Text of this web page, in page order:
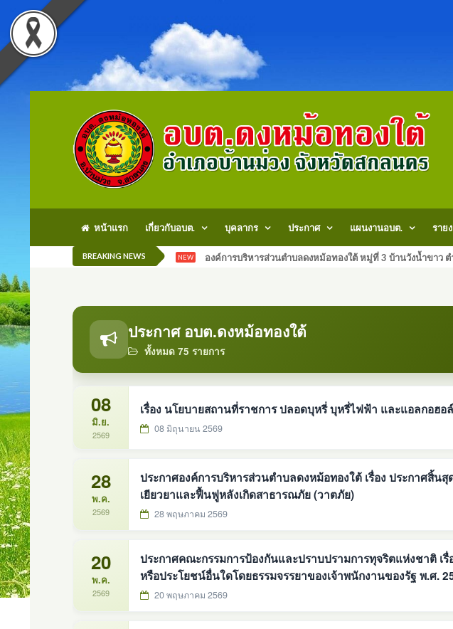
หน้าแรก เกี่ยวกับอบต. บุคลากร ประกาศ แผนงานอบต. ราย
BREAKING NEWS NEW องค์การบริหารส่วนตำบลดงหม้อทองใต้ หมู่ที่ 3 บ้านวังน้ำขาว
ประกาศ อบต.ดงหม้อทองใต้
ทั้งหมด 75 รายการ
08
มิ.ย.
2569
เรื่อง นโยบายสถานที่ราชการ ปลอดบุหรี่ บุหรี่ไฟฟ้า และแอลกอฮอ
08 มิถุนายน 2569
28
พ.ค.
2569
ประกาศองค์การบริหารส่วนตำบลดงหม้อทองใต้ เรื่อง ประกาศสิ้น
เยียวยาและฟื้นฟูหลังเกิดสาธารณภัย (วาตภัย)
28 พฤษภาคม 2569
20
พ.ค.
2569
ประกาศคณะกรรมการป้องกันและปราบปรามการทุจริตแห่งชาติ เรื่อง หลักเกณฑ์การรับทรัพ
หรือประโยชน์อื่นใดโด
20 พฤษภาคม 2569